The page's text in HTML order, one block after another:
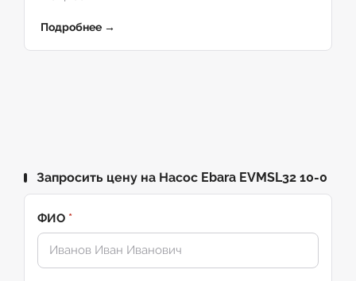
Подробнее →
Запросить цену на Насос Ebara EVMSL32 10-0
ФИО *